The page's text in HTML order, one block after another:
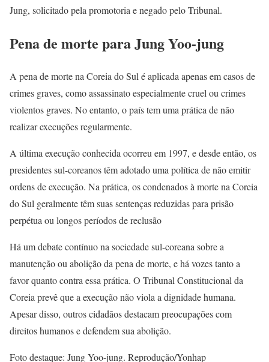
Jung, solicitado pela promotoria e negado pelo Tribunal.
Pena de morte para Jung Yoo-jung
A pena de morte na Coreia do Sul é aplicada apenas em casos de
crimes graves, como assassinato especialmente cruel ou crimes
violentos graves. No entanto, o país tem uma prática de não
realizar execuções regularmente.
A última execução conhecida ocorreu em 1997, e desde então, os
presidentes sul-coreanos têm adotado uma política de não emitir
ordens de execução. Na prática, os condenados à morte na Coreia
do Sul geralmente têm suas sentenças reduzidas para prisão
perpétua ou longos períodos de reclusão
Há um debate contínuo na sociedade sul-coreana sobre a
manutenção ou abolição da pena de morte, e há vozes tanto a
favor quanto contra essa prática. O Tribunal Constitucional da
Coreia prevê que a execução não viola a dignidade humana.
Apesar disso, outros cidadãos destacam preocupações com
direitos humanos e defendem sua abolição.
Foto destaque: Jung Yoo-jung. Reprodução/Yonhap